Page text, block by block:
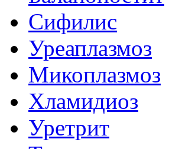
Сифилис
Уреаплазмоз
Микоплазмоз
Хламидиоз
Уретрит